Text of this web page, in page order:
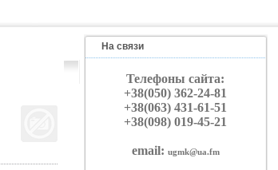
На связи
Телефоны сайта:
+38(050) 362-24-81
+38(063) 431-61-51
+38(098) 019-45-21
email: ugmk@ua.fm